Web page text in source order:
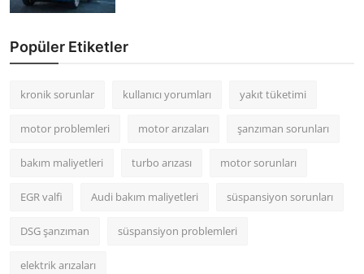
Popüler Etiketler
kronik sorunlar kullanıcı yorumları yakıt tüketimi
motor problemleri motor arızaları şanzıman sorunları
bakım maliyetleri turbo arızası motor sorunları
EGR valfi Audi bakım maliyetleri süspansiyon sorunları
DSG şanzıman süspansiyon problemleri
elektrik arızaları